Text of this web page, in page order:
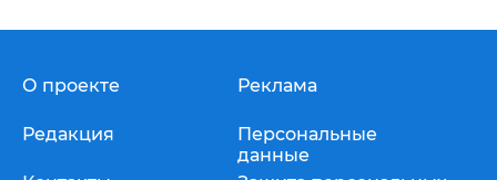
О проекте
Редакция
Реклама
Персональные
данные